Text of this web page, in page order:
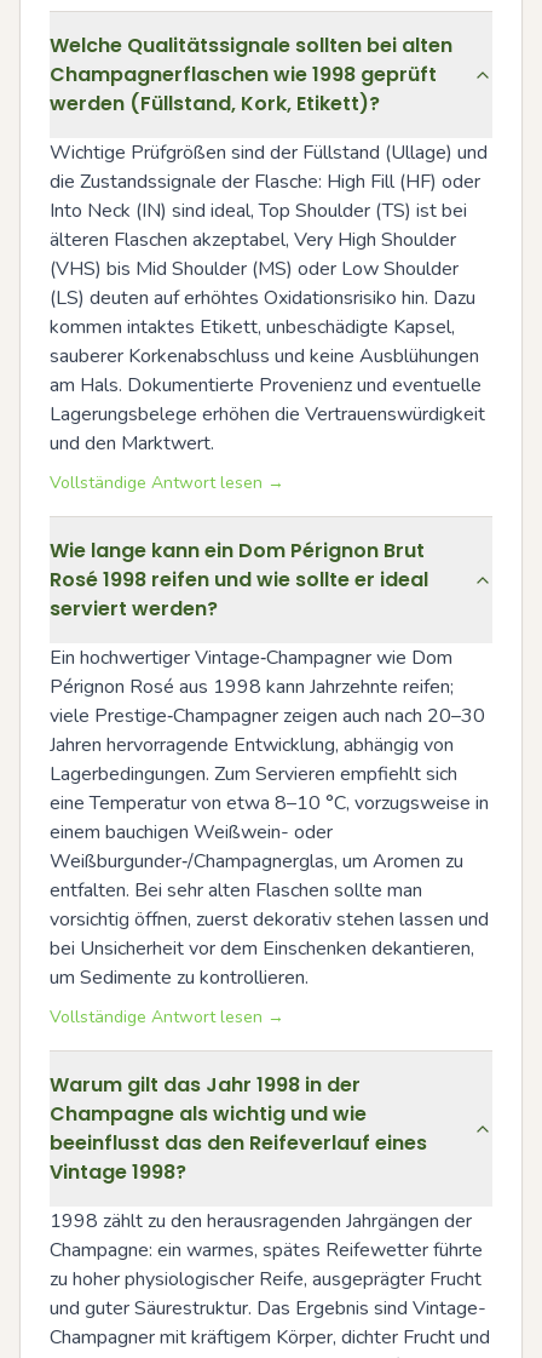
Welche Qualitätssignale sollten bei alten
Champagnerflaschen wie 1998 geprüft
werden (Füllstand, Kork, Etikett)?
Wichtige Prüfgrößen sind der Füllstand (Ullage) und
die Zustandssignale der Flasche: High Fill (HF) oder
Into Neck (IN) sind ideal, Top Shoulder (TS) ist bei
älteren Flaschen akzeptabel, Very High Shoulder
(VHS) bis Mid Shoulder (MS) oder Low Shoulder
(LS) deuten auf erhöhtes Oxidationsrisiko hin. Dazu
kommen intaktes Etikett, unbeschädigte Kapsel,
sauberer Korkenabschluss und keine Ausblühungen
am Hals. Dokumentierte Provenienz und eventuelle
Lagerungsbelege erhöhen die Vertrauenswürdigkeit
und den Marktwert.
Vollständige Antwort lesen →
Wie lange kann ein Dom Pérignon Brut
Rosé 1998 reifen und wie sollte er ideal
serviert werden?
Ein hochwertiger Vintage‑Champagner wie Dom
Pérignon Rosé aus 1998 kann Jahrzehnte reifen;
viele Prestige‑Champagner zeigen auch nach 20–30
Jahren hervorragende Entwicklung, abhängig von
Lagerbedingungen. Zum Servieren empfiehlt sich
eine Temperatur von etwa 8–10 °C, vorzugsweise in
einem bauchigen Weißwein- oder
Weißburgunder‑/Champagnerglas, um Aromen zu
entfalten. Bei sehr alten Flaschen sollte man
vorsichtig öffnen, zuerst dekorativ stehen lassen und
bei Unsicherheit vor dem Einschenken dekantieren,
um Sedimente zu kontrollieren.
Vollständige Antwort lesen →
Warum gilt das Jahr 1998 in der
Champagne als wichtig und wie
beeinflusst das den Reifeverlauf eines
Vintage 1998?
1998 zählt zu den herausragenden Jahrgängen der
Champagne: ein warmes, spätes Reifewetter führte
zu hoher physiologischer Reife, ausgeprägter Frucht
und guter Säurestruktur. Das Ergebnis sind Vintage-
Champagner mit kräftigem Körper, dichter Frucht und